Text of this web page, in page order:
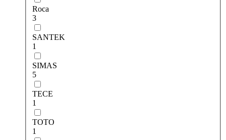
Roca
3
SANTEK
1
SIMAS
5
TECE
1
TOTO
1